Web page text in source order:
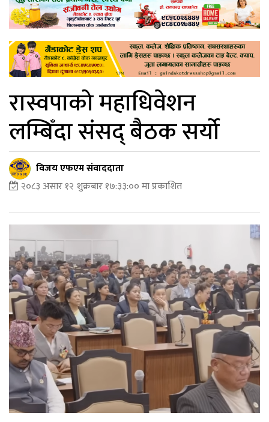
रास्वपाको महाधिवेशन
लम्बिँदा संसद् बैठक सर्यो
विजय एफएम संवाददाता
२०८३ असार १२ शुक्रबार १७:३३:०० मा प्रकाशित